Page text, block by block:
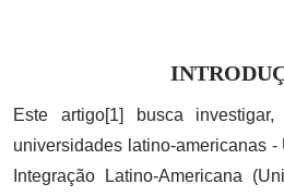
Este artigo[1] busca
universidades latino-americanas
Integração Latino-Americana